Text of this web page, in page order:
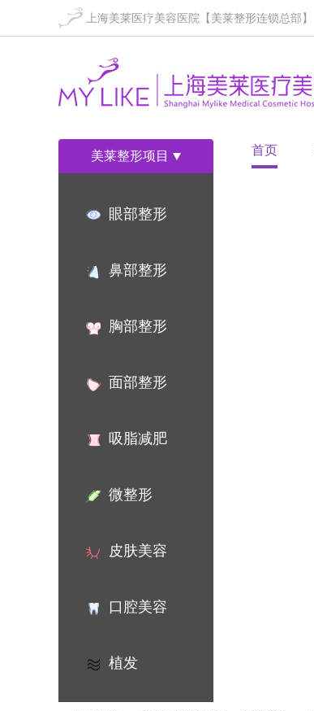
上海美莱医疗美容医院【美莱整形连锁总部】
美莱整形项目
眼部整形
鼻部整形
胸部整形
面部整形
吸脂减肥
微整形
皮肤美容
口腔美容
植发
首页